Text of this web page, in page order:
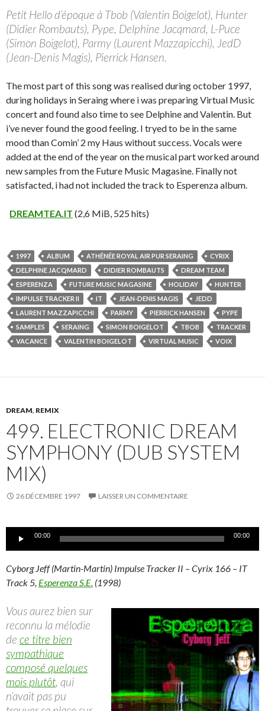
Petit Hello d’époque à Tbob (Valentin Boigelot), Hunter
(Didier Rombauts), Pype, Delphine Jacqmard, L-Puce
(Simon Boigelot), Parmy (Laurent Mazzapicchi), JedD
(Jean-Denis Magis), Pierrick Hansen.
The most part of this song was realised during october 1997,
during holidays in Seraing where i was preparing Virtual Music
concert and found also time to see Delphine and Valentin. But
i’ve never found the good feeling. I tryed to be in the same
mood than Comin’ 2 my Haus without success. Vocals were
added at the end of the year on the musical part worked around
new samples from the Future Music Magasine. Finally not
satisfacted, i had not included the track to Esperenza album.
DREAMTEA.IT (2,6 MiB, 525 hits)
1997 ALBUM ATHÉNÉE ROYAL AIR PUR SERAING
CYRIX
DELPHINE JACQMARD
DIDIER ROMBAUTS
DREAM TEAM
ESPERENZA
FUTURE MUSIC MAGASINE HOLIDAY
HUNTER
IMPULSE TRACKER II
IT JEAN-DENIS MAGIS
JEDD
LAURENT MAZZAPICCHI
PARMY PIERRICK HANSEN
PYPE
SAMPLES
SERAING SIMON BOIGELOT TBOB
TRACKER
VACANCE
VALENTIN BOIGELOT VIRTUAL MUSIC VOIX
DREAM, REMIX
499. ELECTRONIC DREAM
SYMPHONY (DUB SYSTEM
MIX)
26 DÉCEMBRE 1997 LAISSER UN COMMENTAIRE
Lecteur00:00 00:00
Cyborg Jeff (Martin-Martin) Impulse Tracker II – Cyrix 166 – IT
Track 5, Esperenza S.E. (1998)
Vous aurez bien sur
reconnu la mélodie
de ce titre bien
sympathique
composé quelques
mois plutôt, qui
n’avait pas pu